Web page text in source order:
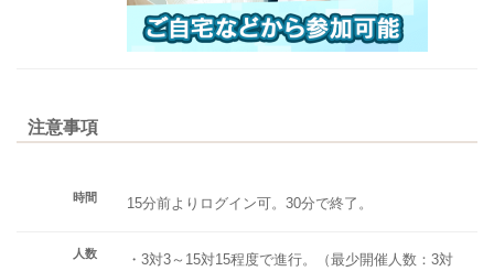
注意事項
時間 15分前よりログイン可。30分で終了。
人数
・3対3～15対15程度で進行。（最少開催人数：3対